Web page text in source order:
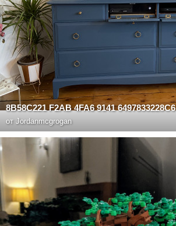
8B58C221 F2AB 4FA6 9141 6497833228C6
от Jordanmcgrogan